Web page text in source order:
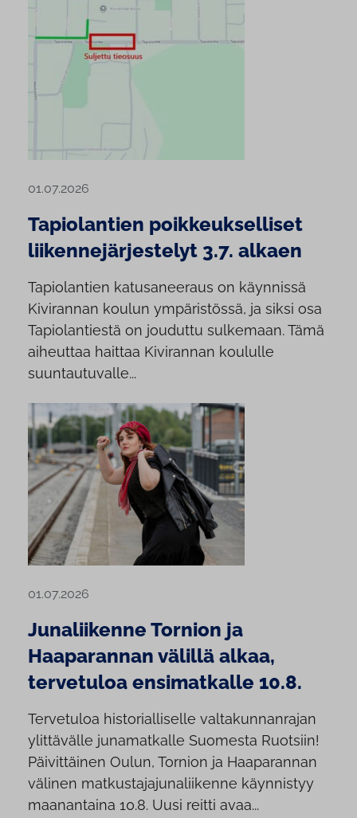
01.07.2026
Tapiolantien poikkeukselliset
liikennejärjestelyt 3.7. alkaen
Tapiolantien katusaneeraus on käynnissä
Kivirannan koulun ympäristössä, ja siksi osa
Tapiolantiestä on jouduttu sulkemaan. Tämä
aiheuttaa haittaa Kivirannan koululle
suuntautuvalle...
01.07.2026
Junaliikenne Tornion ja
Haaparannan välillä alkaa,
tervetuloa ensimatkalle 10.8.
Tervetuloa historialliselle valtakunnanrajan
ylittävälle junamatkalle Suomesta Ruotsiin!
Päivittäinen Oulun, Tornion ja Haaparannan
välinen matkustajajunaliikenne käynnistyy
maanantaina 10.8. Uusi reitti avaa...